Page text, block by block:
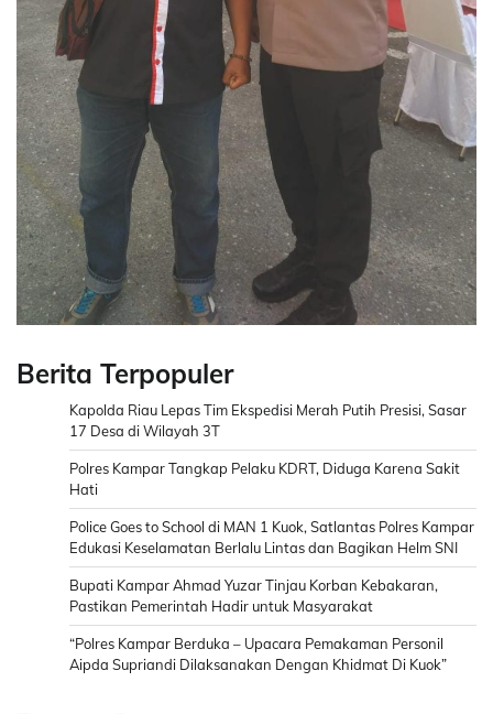
Berita Terpopuler
Kapolda Riau Lepas Tim Ekspedisi Merah Putih Presisi, Sasar
17 Desa di Wilayah 3T
Polres Kampar Tangkap Pelaku KDRT, Diduga Karena Sakit
Hati
Police Goes to School di MAN 1 Kuok, Satlantas Polres Kampar
Edukasi Keselamatan Berlalu Lintas dan Bagikan Helm SNI
Bupati Kampar Ahmad Yuzar Tinjau Korban Kebakaran,
Pastikan Pemerintah Hadir untuk Masyarakat
“Polres Kampar Berduka – Upacara Pemakaman Personil
Aipda Supriandi Dilaksanakan Dengan Khidmat Di Kuok”